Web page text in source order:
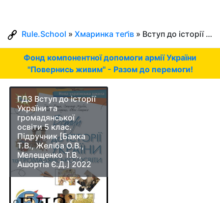
Rule.School » Хмаринка теґів » Вступ до історії України
Фонд компонентної допомоги армії України
"Повернись живим" - Разом до перемоги!
ГДЗ Вступ до історії
України та
громадянської
освіти 5 клас.
Підручник [Бакка
Т.В., Желіба О.В.,
Мелещенко Т.В.,
Ашортіа Є.Д.] 2022